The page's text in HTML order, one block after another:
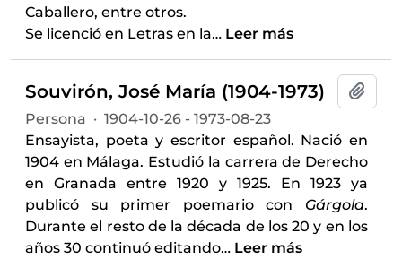
Caballero, entre otros.
Se licenció en Letras en la… Leer más
Souvirón, José María (1904-1973)
Persona · 1904-10-26 - 1973-08-23
Ensayista, poeta y escritor español. Nació en
1904 en Málaga. Estudió la carrera de Derecho
en Granada entre 1920 y 1925. En 1923 ya
publicó su primer poemario con Gárgola.
Durante el resto de la década de los 20 y en los
años 30 continuó editando… Leer más